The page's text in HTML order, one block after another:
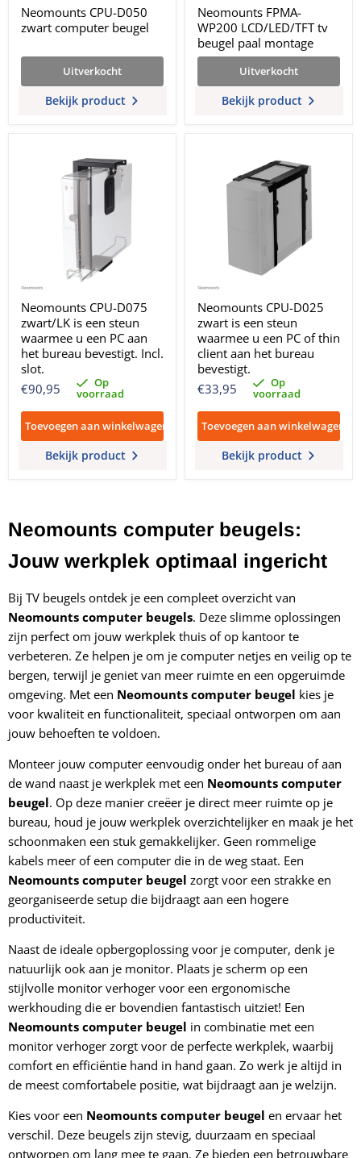
Neomounts CPU-D050
zwart computer beugel
Uitverkocht
Bekijk product
Neomounts FPMA-
WP200 LCD/LED/TFT tv
beugel paal montage
Uitverkocht
Bekijk product
Neomounts CPU-D075
zwart/LK is een steun
waarmee u een PC aan
het bureau bevestigt. Incl.
slot.
€90,95
Op
voorraad
Toevoegen aan winkelwagen
Bekijk product
Neomounts CPU-D025
zwart is een steun
waarmee u een PC of thin
client aan het bureau
bevestigt.
€33,95
Op
voorraad
Toevoegen aan winkelwagen
Bekijk product
Neomounts computer beugels:
Jouw werkplek optimaal ingericht
Bij TV beugels ontdek je een compleet overzicht van
Neomounts computer beugels. Deze slimme oplossingen
zijn perfect om jouw werkplek thuis of op kantoor te
verbeteren. Ze helpen je om je computer netjes en veilig op te
bergen, terwijl je geniet van meer ruimte en een opgeruimde
omgeving. Met een Neomounts computer beugel kies je
voor kwaliteit en functionaliteit, speciaal ontworpen om aan
jouw behoeften te voldoen.
Monteer jouw computer eenvoudig onder het bureau of aan
de wand naast je werkplek met een Neomounts computer
beugel. Op deze manier creëer je direct meer ruimte op je
bureau, houd je jouw werkplek overzichtelijker en maak je het
schoonmaken een stuk gemakkelijker. Geen rommelige
kabels meer of een computer die in de weg staat. Een
Neomounts computer beugel zorgt voor een strakke en
georganiseerde setup die bijdraagt aan een hogere
productiviteit.
Naast de ideale opbergoplossing voor je computer, denk je
natuurlijk ook aan je monitor. Plaats je scherm op een
stijlvolle monitor verhoger voor een ergonomische
werkhouding die er bovendien fantastisch uitziet! Een
Neomounts computer beugel in combinatie met een
monitor verhoger zorgt voor de perfecte werkplek, waarbij
comfort en efficiëntie hand in hand gaan. Zo werk je altijd in
de meest comfortabele positie, wat bijdraagt aan je welzijn.
Kies voor een Neomounts computer beugel en ervaar het
verschil. Deze beugels zijn stevig, duurzaam en speciaal
ontworpen om lang mee te gaan. Ze bieden een betrouwbare